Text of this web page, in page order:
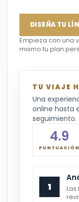
DISEÑA TU
Empieza con una
mismo tu plan
TU VIAJE
Una
online hasta
seguimiento.
4.9
PUNTUACIÓN
1